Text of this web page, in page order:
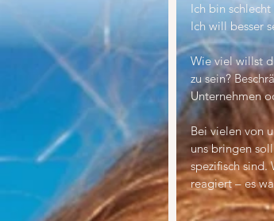
Ich bin
Ich will besser
Wie viel willst
zu sein?
Unternehmen
Bei vielen von
uns bringen
spezifisch sind.
reagiert – es